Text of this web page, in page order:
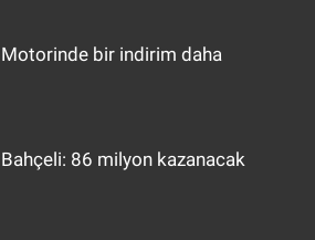
Motorinde bir indirim daha
Bahçeli: 86 milyon kazanacak